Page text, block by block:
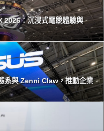
2026：沉浸式電競體驗與
系與 Zenni Claw，推動企業